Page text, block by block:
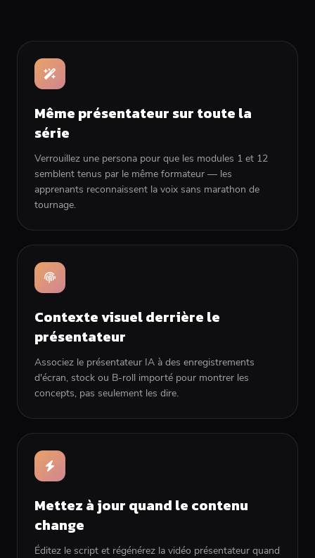
Même présentateur sur toute la
série
Verrouillez une persona pour que les modules 1 et 12
semblent tenus par le même formateur — les
apprenants reconnaissent la voix sans marathon de
tournage.
Contexte visuel derrière le
présentateur
Associez le présentateur IA à des enregistrements
d'écran, stock ou B-roll importé pour montrer les
concepts, pas seulement les dire.
Mettez à jour quand le contenu
change
Éditez le script et régénérez la vidéo présentateur quand